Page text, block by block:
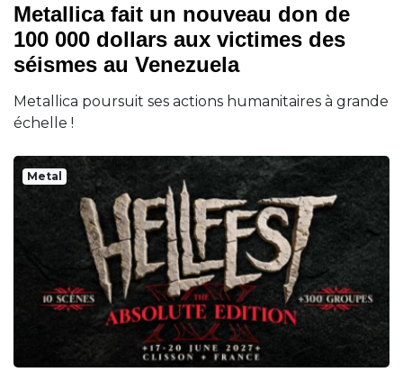
Metallica fait un nouveau don de
100 000 dollars aux victimes des
séismes au Venezuela
Metallica poursuit ses actions humanitaires à grande
échelle !
Metal